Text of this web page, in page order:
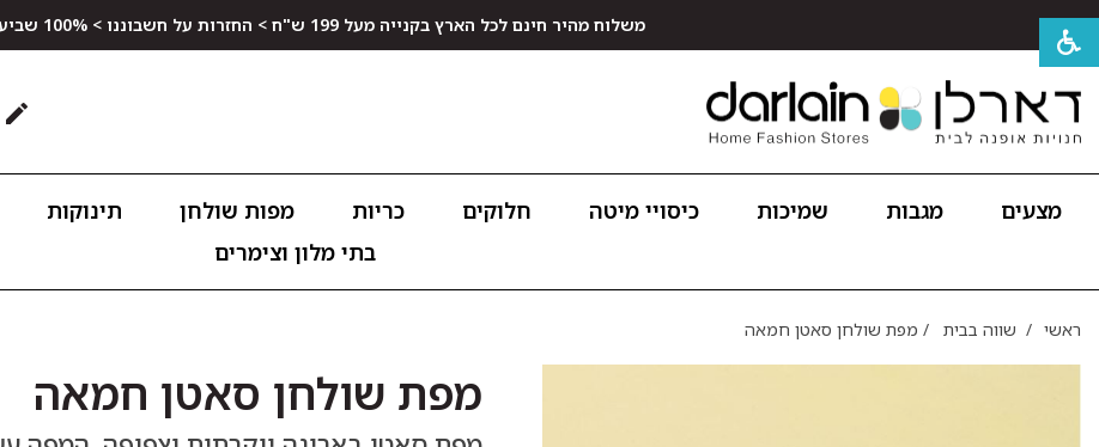
משלוח מהיר חינם לכל הארץ בקנייה מעל 199 ש"ח > החזרות על חשבוננו > 100% שביעות רצון
מצעים מגבות שמיכות כיסויי מיטה חלוקים כריות מפות שולחן תינוקות
בתי מלון וצימרים
ראשי / שווה בבית / מפת שולחן סאטן חמאה
מפת שולחן סאטן חמאה